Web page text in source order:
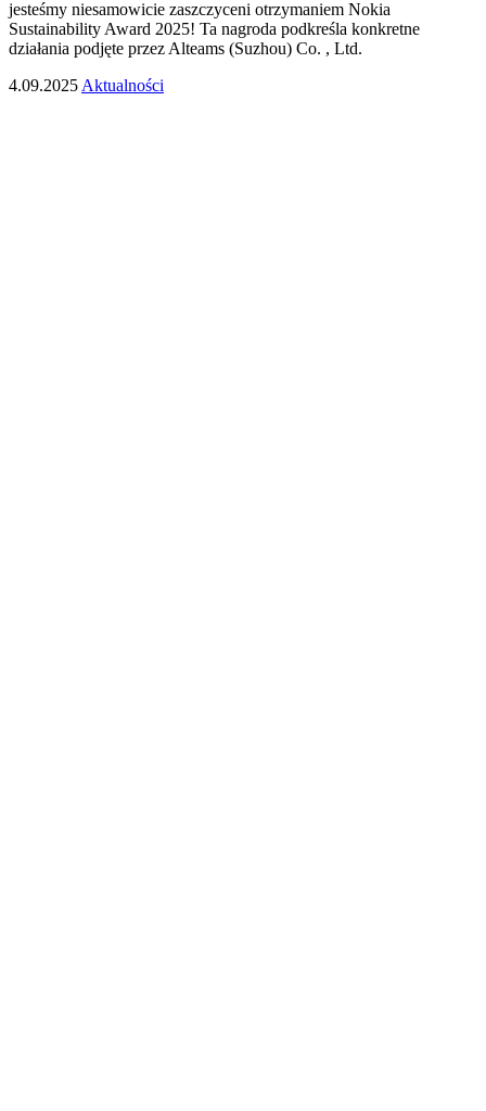
jesteśmy niesamowicie zaszczyceni otrzymaniem Nokia
Sustainability Award 2025! Ta nagroda podkreśla konkretne
działania podjęte przez Alteams (Suzhou) Co. , Ltd.
4.09.2025 Aktualności